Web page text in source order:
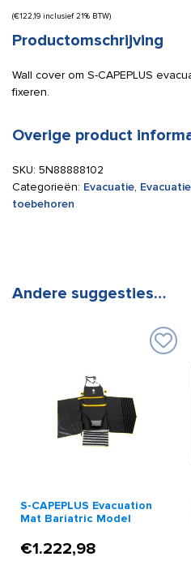
(€122,19 inclusief 21% BTW)
Productomschrijving
Wall cover om S-CAPEPLUS
fixeren.
Overige product
SKU: 5N88888102
Categorieën: Evacuatie,
toebehoren
Andere suggesties…
S-CAPEPLUS Evacuation
Mat Bariatric Model
€1.222,98